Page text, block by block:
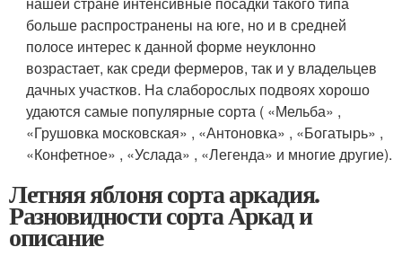
больше распространены на юге, но и в средней
полосе интерес к данной форме неуклонно
возрастает, как среди фермеров, так и у владельцев
дачных участков. На слаборослых подвоях хорошо
удаются самые популярные сорта ( «Мельба» ,
«Грушовка московская» , «Антоновка» , «Богатырь» ,
«Конфетное» , «Услада» , «Легенда» и многие другие).
Летняя яблоня сорта аркадия.
Разновидности сорта Аркад и
описание